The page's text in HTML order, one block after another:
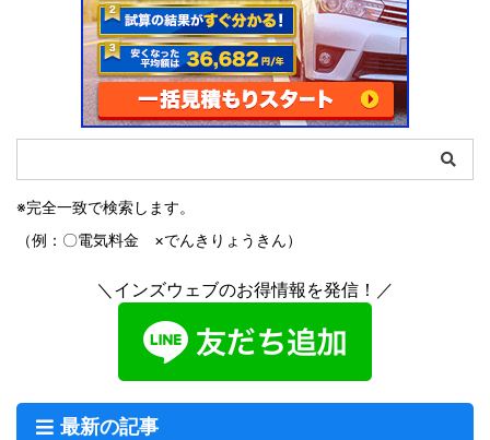
※完全一致で検索します。
（例：〇電気料金 ×でんきりょうきん）
＼インズウェブのお得情報を発信！／
最新の記事